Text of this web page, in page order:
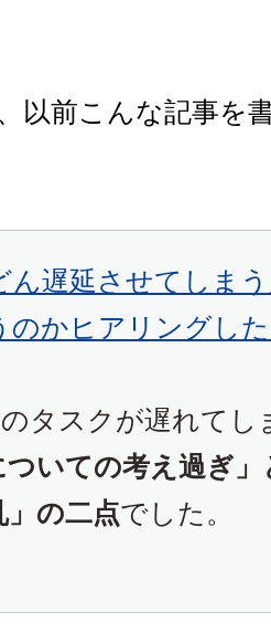
以前こんな記事を
ん遅延させてしま
のかヒアリングし
タスクが遅れてし
ついての考え過ぎ
の二点でした。